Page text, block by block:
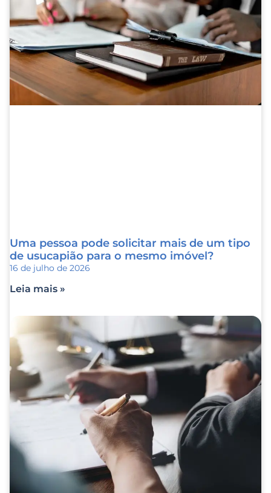
Uma pessoa pode solicitar mais de um tipo
de usucapião para o mesmo imóvel?
16 de julho de 2026
Leia mais »